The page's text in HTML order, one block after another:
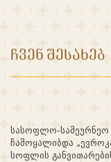
ᲩᲕᲔᲜ ᲨᲔᲡᲐᲮᲔᲑ
სასოფლო-სამეურნეო
ჩამოყალიბდა
სოფლის